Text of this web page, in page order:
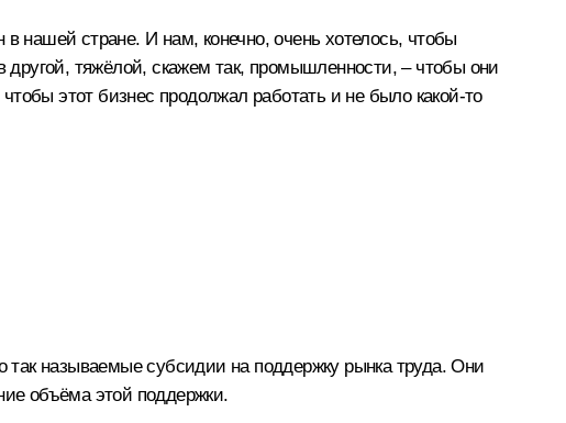
нашей стране. И нам, конечно, очень хотелось, чтобы
тяжёлой, скажем так, промышленности, – чтобы они
этот бизнес продолжал работать и не было какой‑то
называемые субсидии на поддержку рынка труда. Они
объёма этой поддержки.